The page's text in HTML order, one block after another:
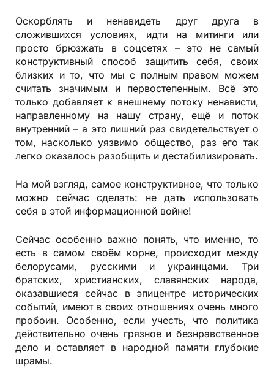
Оскорблять и ненавидеть друг друга в
сложившихся условиях, идти на митинги или
просто брюзжать в соцсетях – это не самый
конструктивный способ защитить себя, своих
близких и то, что мы с полным правом можем
считать значимым и первостепенным. Всё это
только добавляет к внешнему потоку ненависти,
направленному на нашу страну, ещё и поток
внутренний – а это лишний раз свидетельствует о
том, насколько уязвимо общество, раз его так
легко оказалось разобщить и дестабилизировать.
На мой взгляд, самое конструктивное, что только
можно сейчас сделать: не дать использовать
себя в этой информационной войне!
Сейчас особенно важно понять, что именно, то
есть в самом своём корне, происходит между
белорусами, русскими и украинцами. Три
братских, христианских, славянских народа,
оказавшиеся сейчас в эпицентре исторических
событий, имеют в своих отношениях очень много
пробоин. Особенно, если учесть, что политика
действительно очень грязное и безнравственное
дело и оставляет в народной памяти глубокие
шрамы.